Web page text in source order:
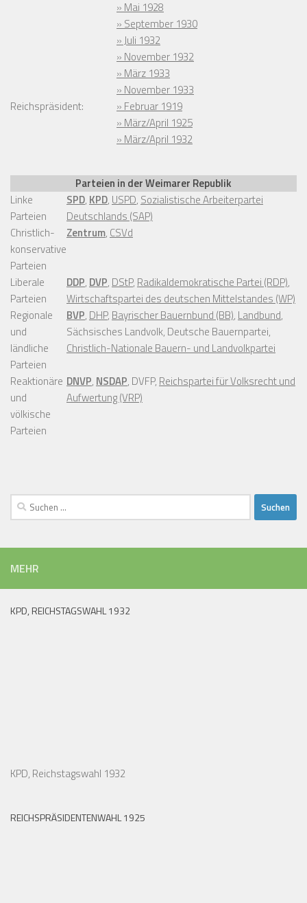
» Mai 1928
» September 1930
» Juli 1932
» November 1932
» März 1933
» November 1933
Reichspräsident:
» Februar 1919
» März/April 1925
» März/April 1932
Parteien in der Weimarer Republik
Linke
Parteien
SPD, KPD, USPD, Sozialistische Arbeiterpartei
Deutschlands (SAP)
Christlich-
konservative
Parteien
Zentrum, CSVd
Liberale
Parteien
DDP, DVP, DStP, Radikaldemokratische Partei (RDP),
Wirtschaftspartei des deutschen Mittelstandes (WP)
Regionale
und
ländliche
Parteien
BVP, DHP, Bayrischer Bauernbund (BB), Landbund,
Sächsisches Landvolk, Deutsche Bauernpartei,
Christlich-Nationale Bauern- und Landvolkpartei
Reaktionäre
und
völkische
Parteien
DNVP, NSDAP, DVFP, Reichspartei für Volksrecht und
Aufwertung (VRP)
Suchen
nach:
MEHR
KPD, REICHSTAGSWAHL 1932
KPD, Reichstagswahl 1932
REICHSPRÄSIDENTENWAHL 1925